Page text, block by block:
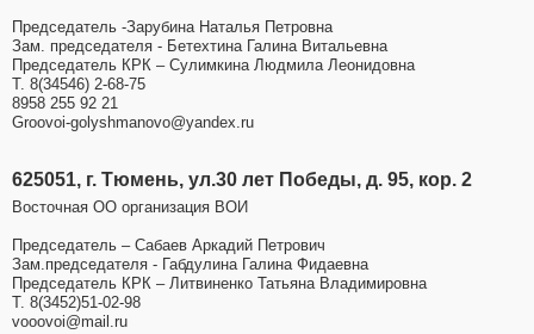
Председатель -Зарубина Наталья Петровна
Зам. председателя - Бетехтина Галина Витальевна
Председатель КРК – Сулимкина Людмила Леонидовна
Т. 8(34546) 2-68-75
8958 255 92 21
Groovoi-golyshmanovo@yandex.ru
625051, г. Тюмень, ул.30 лет Победы, д. 95, кор. 2
Восточная ОО организация ВОИ
Председатель – Сабаев Аркадий Петрович
Зам.председателя - Габдулина Галина Фидаевна
Председатель КРК – Литвиненко Татьяна Владимировна
Т. 8(3452)51-02-98
vooovoi@mail.ru